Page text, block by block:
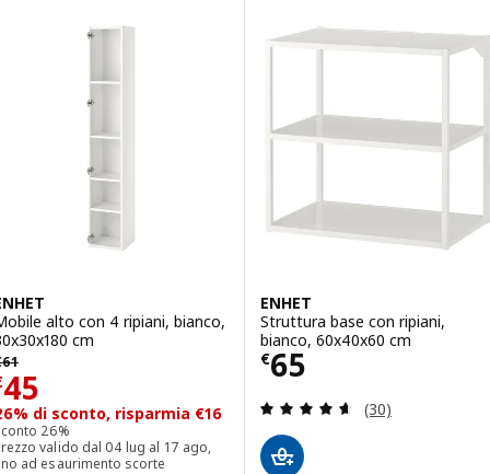
alto con 4 ripiani, bianco,
cm
61
45 € 45
di sconto, risparmia €16
26%
valido dal 04 lug al 17 ago,
ad esaurimento scorte
ENHET
Struttura base con ripiani,
bianco, 60x40x60 cm
€65
Prezzo € 65
Recensione:
(30)